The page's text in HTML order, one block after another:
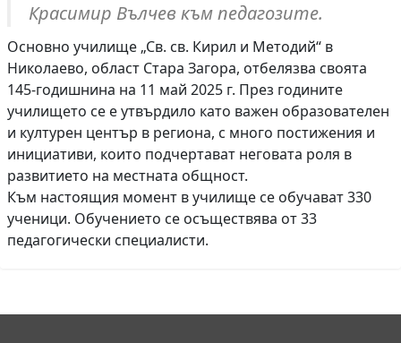
Красимир Вълчев към педагозите.
Основно училище „Св. св. Кирил и Методий“ в
Николаево, област Стара Загора, отбелязва своята
145-годишнина на 11 май 2025 г. През годините
училището се е утвърдило като важен образователен
и културен център в региона, с много постижения и
инициативи, които подчертават неговата роля в
развитието на местната общност.
Към настоящия момент в училище се обучават 330
ученици. Обучението се осъществява от 33
педагогически специалисти.